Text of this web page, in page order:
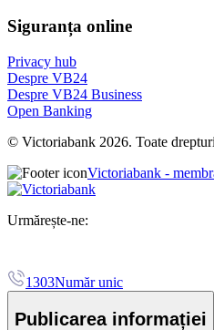
Siguranța online
Privacy hub
Despre VB24
Despre VB24 Business
Open Banking
© Victoriabank 2026. Toate
Victoriabank -
Urmărește-ne:
1303Număr unic
Publicarea informației